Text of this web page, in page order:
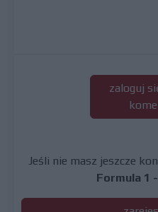
zaloguj
Jeśli nie masz jeszcze
Formula 1